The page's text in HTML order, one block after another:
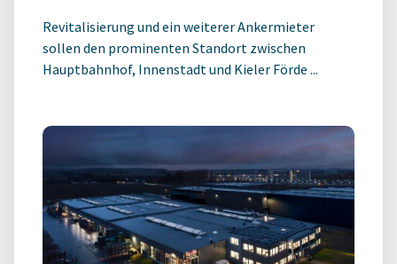
Revitalisierung und ein weiterer Ankermieter
sollen den prominenten Standort zwischen
Hauptbahnhof, Innenstadt und Kieler Förde ...